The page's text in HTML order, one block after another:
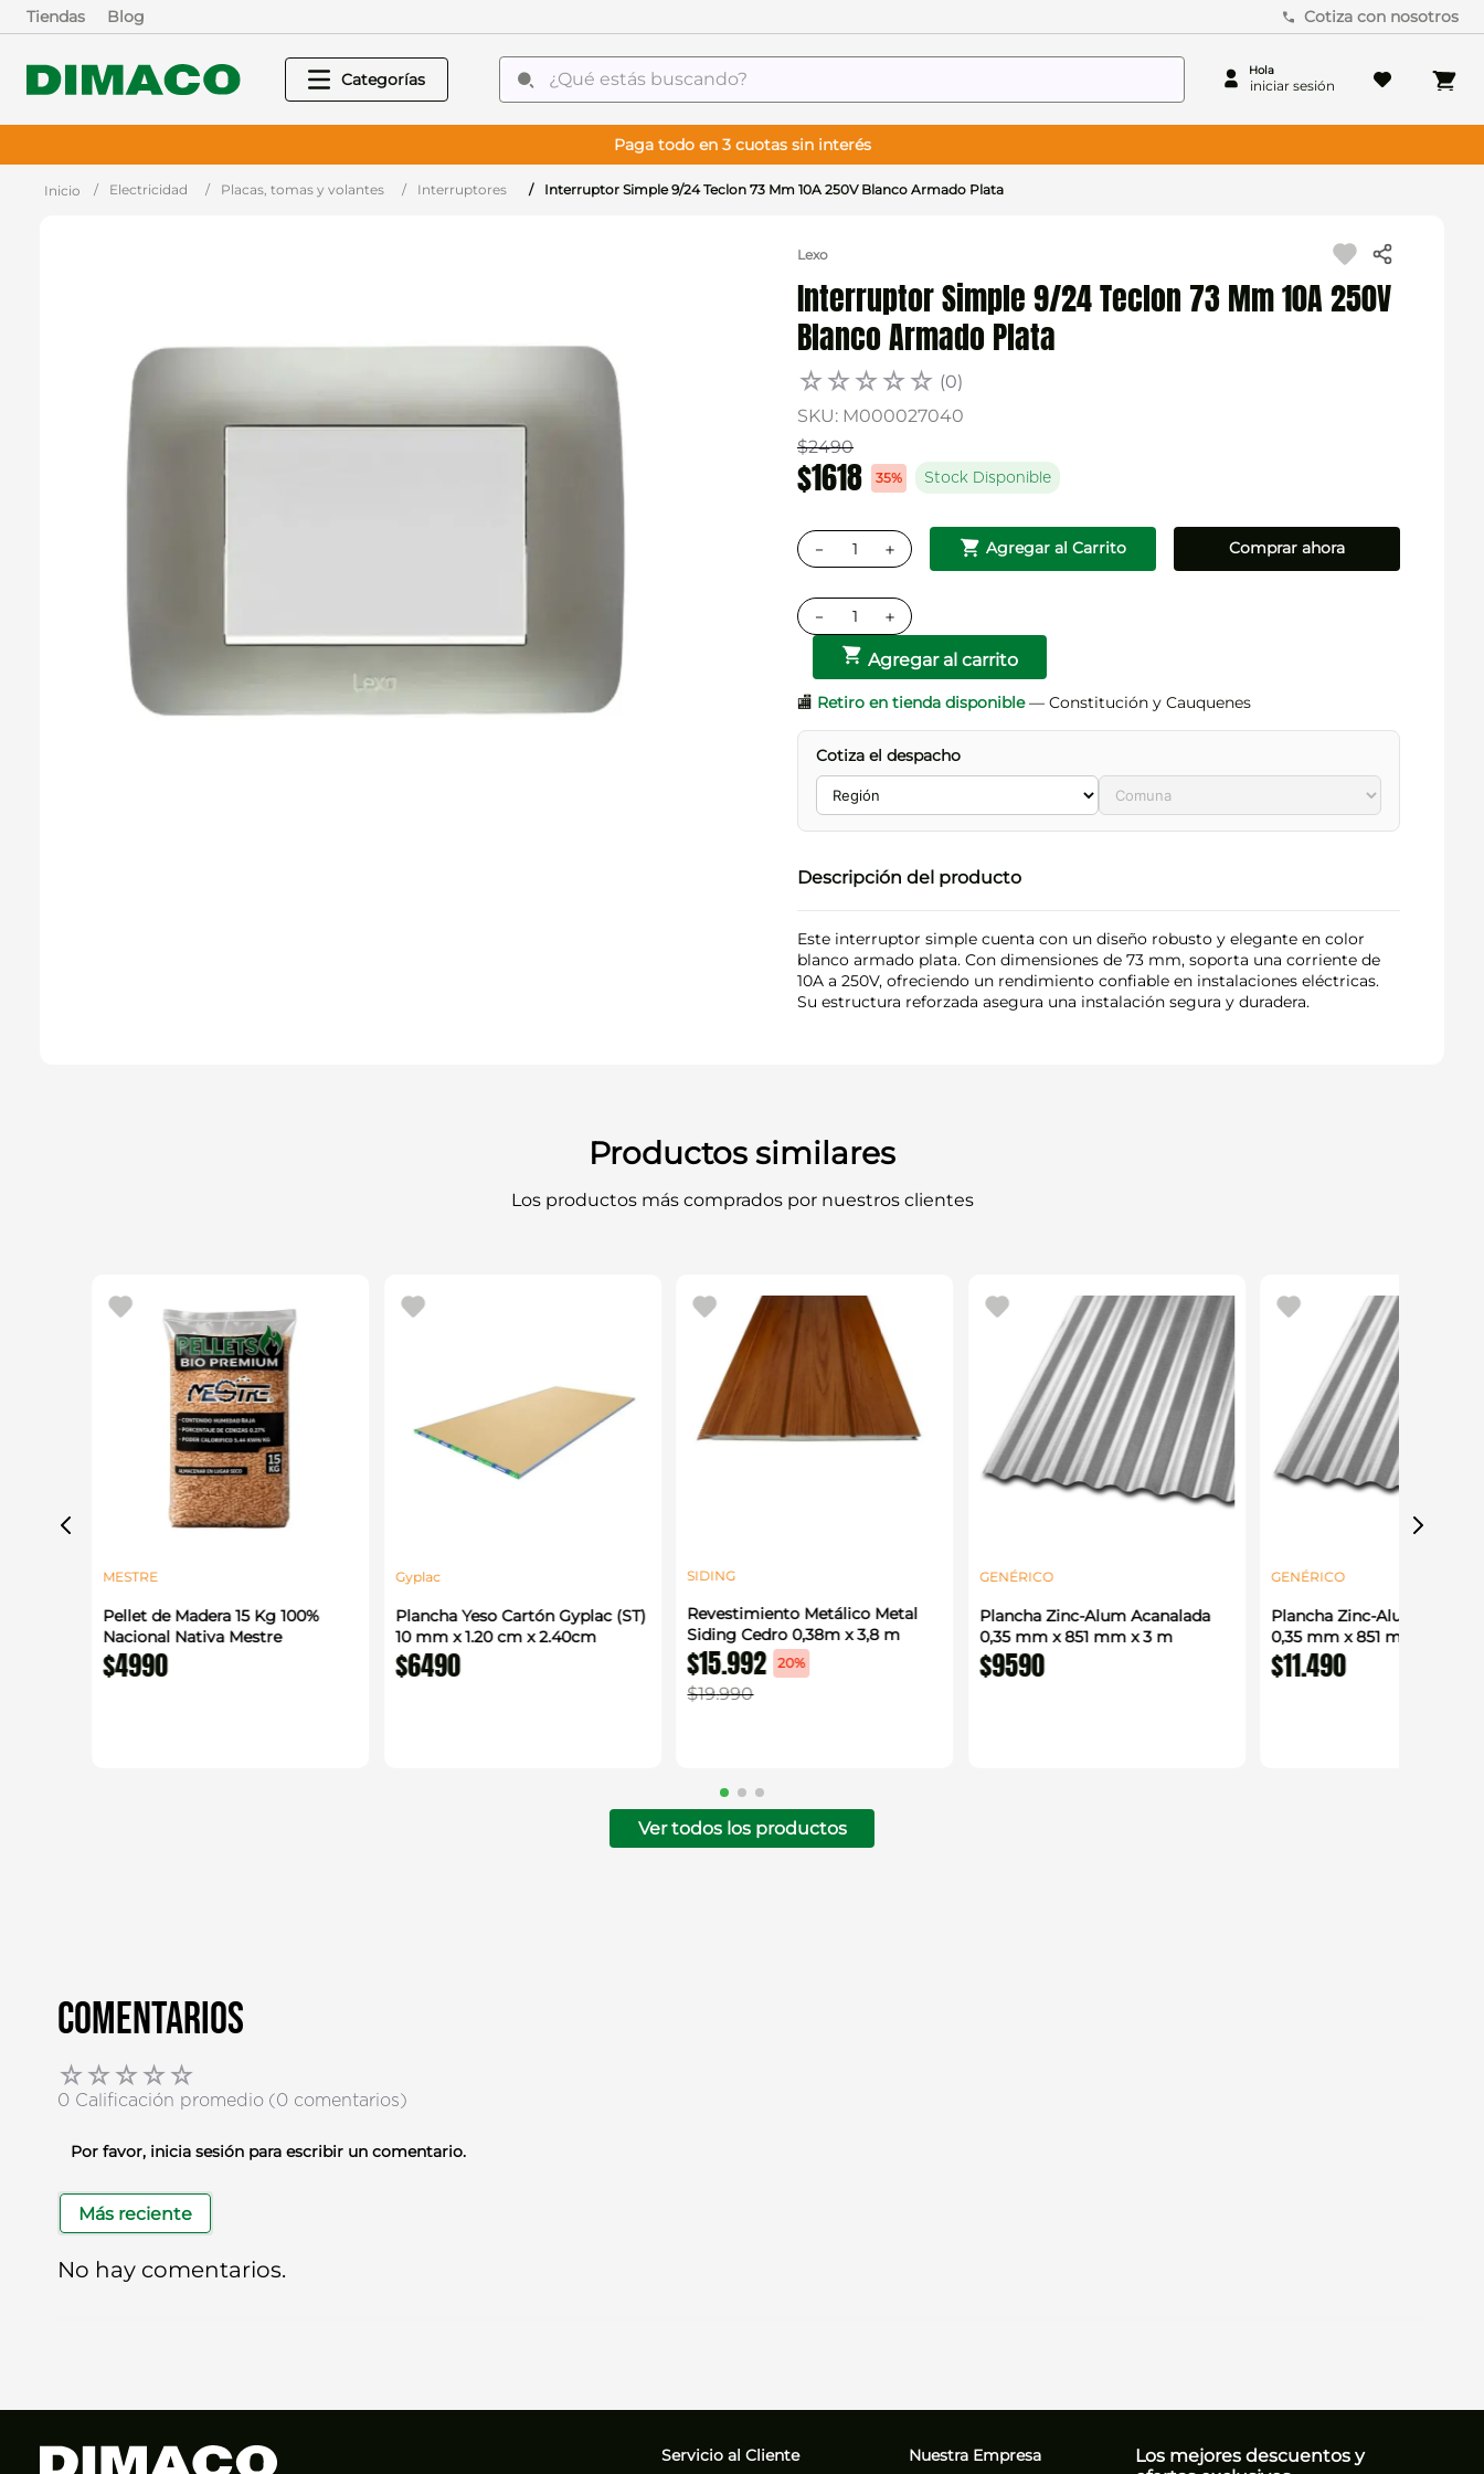
Tiendas Blog Cotiza con nosotros
¿Qué estás buscando?
Paga todo en 3 cuotas sin interés
Electricidad Placas, tomas y volantes Interruptores Interruptor Simple 9/24 Teclon 73 Mm 10A 250V Blanco Armado Plata
Lexo
Interruptor Simple 9/24 Teclon 73 Mm 10A 250V
Blanco Armado Plata
☆☆☆☆☆ (0)
SKU: M000027040
$2490
$1618 35% Stock Disponible
＋
－ Agregar al Carrito Comprar ahora
＋
－
Agregar al carrito
🏬 Retiro en tienda disponible— Constitución y Cauquenes
Cotiza el despacho
Descripción del producto
Este interruptor simple cuenta con un diseño robusto y elegante en color
blanco armado plata. Con dimensiones de 73 mm, soporta una corriente de
10A a 250V, ofreciendo un rendimiento confiable en instalaciones eléctricas.
Su estructura reforzada asegura una instalación segura y duradera.
Productos similares
Los productos más comprados por nuestros clientes
MESTRE
Pellet de Madera 15 Kg 100%
Nacional Nativa Mestre
$4990
Gyplac
Plancha Yeso Cartón Gyplac (ST)
10 mm x 1.20 cm x 2.40cm
$6490
SIDING
Revestimiento Metálico Metal
Siding Cedro 0,38m x 3,8 m
$15.992 20%
$19.990
GENÉRICO
Plancha Zinc-Alum Acanalada
0,35 mm x 851 mm x 3 m
$9590
GENÉRICO
Plancha Zinc-Alum
0,35 mm x 851 mm x 3,66
$11.490
Ver todos los productos
Comentarios
☆☆☆☆☆
0 Calificación promedio (0 comentarios)
Por favor, inicia sesión para escribir un comentario.
Más reciente
No hay comentarios.
Servicio al Cliente Nuestra Empresa
Los mejores descuentos y